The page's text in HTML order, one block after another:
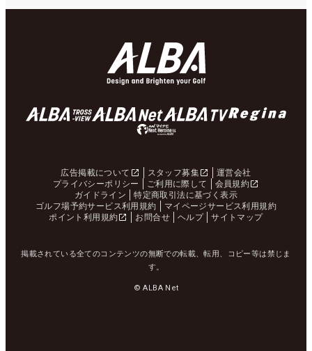
広告掲載について スタッフ募集
運営会社
プライバシーポリシー
ご利用に際して
会員規約
ガイドライン
特定商取引法に基づく表示
ゴルフ場予約サービス利用規約
マイページサービス利用規約
ポイント利用規約
お問合せ ヘルプ サイトマップ
掲載されている全てのコンテンツの無断での転載、転用、コピー等は禁じま
す。
© ALBA Net